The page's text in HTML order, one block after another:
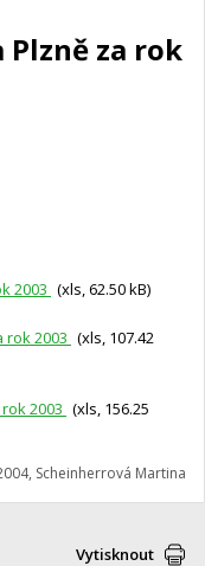
za rok
2003 (xls, 62.50 kB)
rok 2003 (xls, 107.42
2003 (xls, 156.25
Scheinherrová Martina
Vytisknout